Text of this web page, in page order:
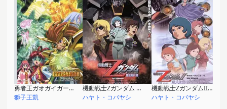
勇者王ガオガイガーFINAL GRAND GLORIOUS GATHERING
獅子王凱
機動戦士Zガンダム 星を継ぐ者
ハヤト・コバヤシ
機動戦士ZガンダムII−恋人たち−
ハヤト・コバヤシ